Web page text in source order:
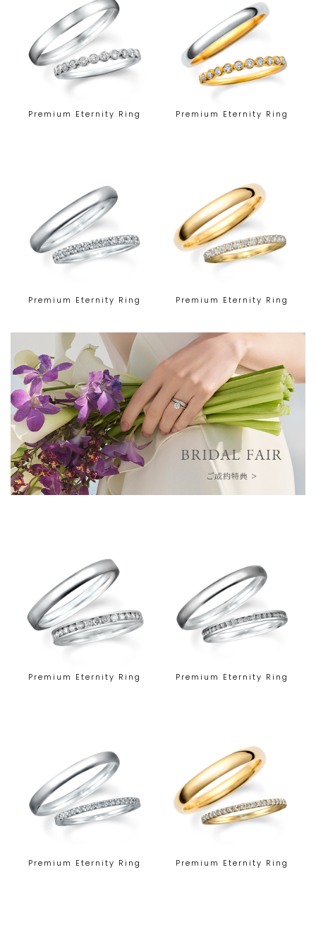
Premium Eternity Ring Premium Eternity Ring
Premium Eternity Ring Premium Eternity Ring
Premium Eternity Ring Premium Eternity Ring
Premium Eternity Ring Premium Eternity Ring